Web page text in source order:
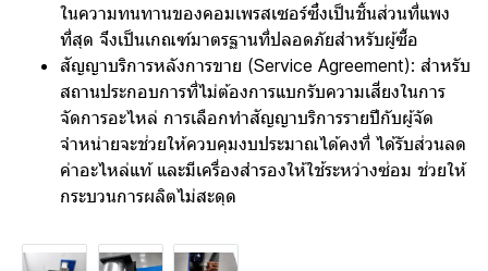
ในความทนทานของคอมเพรสเซอร์ซึ่งเป็นชิ้นส่วนที่แพง
ที่สุด จึงเป็นเกณฑ์มาตรฐานที่ปลอดภัยสำหรับผู้ซื้อ
สัญญาบริการหลังการขาย (Service Agreement): สำหรับ
สถานประกอบการที่ไม่ต้องการแบกรับความเสี่ยงในการ
จัดการอะไหล่ การเลือกทำสัญญาบริการรายปีกับผู้จัด
จำหน่ายจะช่วยให้ควบคุมงบประมาณได้คงที่ ได้รับส่วนลด
ค่าอะไหล่แท้ และมีเครื่องสำรองให้ใช้ระหว่างซ่อม ช่วยให้
กระบวนการผลิตไม่สะดุด